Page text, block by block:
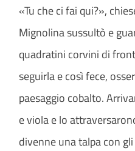
«Tu che ci fai qui?»,
Mignolina sussultò e
quadratini corvini di
seguirla e così fece,
paesaggio cobalto.
e viola e lo
divenne una talpa con